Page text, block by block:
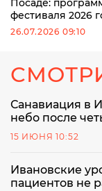
Посаде:
фестиваля 2026
26.07.2026 09:10
Санавиация в
небо после
15 ИЮНЯ 10:52
Ивановские
пациентов не